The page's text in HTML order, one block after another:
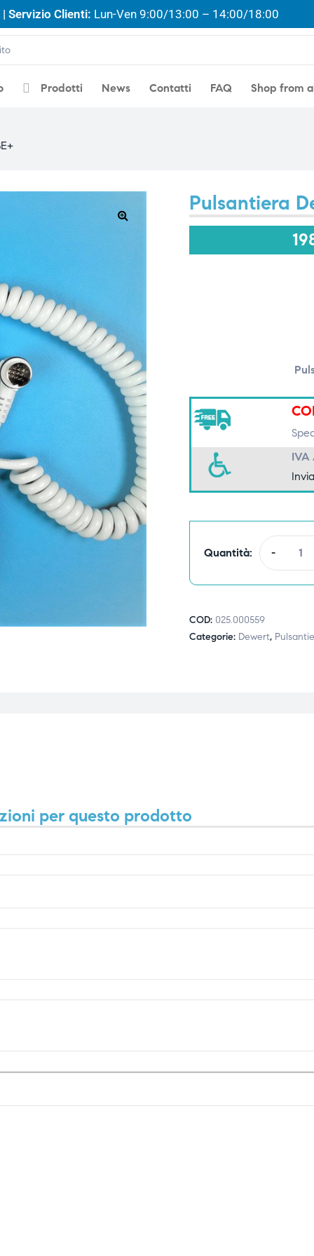
Servizio Clienti: Lun-Ven 9:00/13:00 – 14:00/18:00
Prodotti News Contatti FAQ Shop from
Pulsantiera
IVA
Quantità: -
COD: 025.000559
Categorie: Dewert,
per questo prodotto